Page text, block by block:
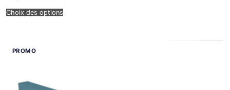
Choix des options